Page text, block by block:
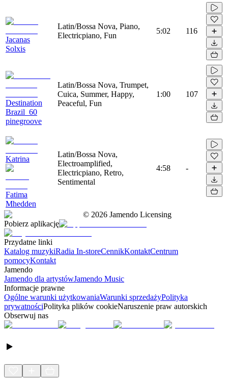
Jacanas
Solxis
Latin/Bossa Nova, Piano,
Electricpiano, Fun
5:02 116
Destination
Brazil_60
pinegroove
Latin/Bossa Nova, Trumpet,
Cuica, Summer, Happy,
Peaceful, Fun
1:00 107
Katrina
Fatima
Mhedden
Latin/Bossa Nova,
Electroamplified,
Electricpiano, Retro,
Sentimental
4:58 -
© 2026 Jamendo Licensing
Pobierz aplikację
Przydatne linki
Katalog muzykiRadia In-storeCennikKontaktCentrum
pomocyKontakt
Jamendo
Jamendo dla artystówJamendo Music
Informacje prawne
Ogólne warunki użytkowaniaWarunki sprzedażyPolityka
prywatnościPolityka plików cookieNaruszenie praw autorskich
Obserwuj nas